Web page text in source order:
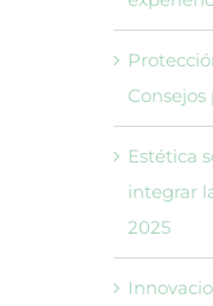
Estética
integrar
2025